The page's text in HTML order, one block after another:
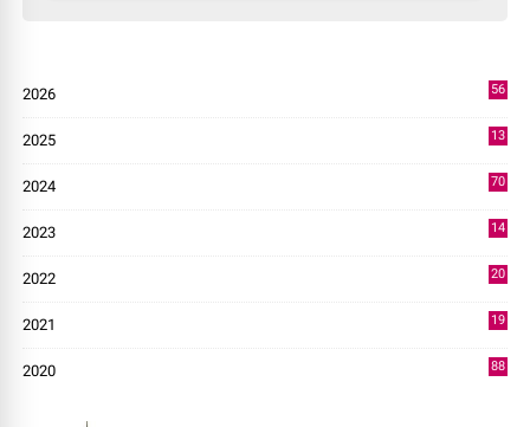
2026
56
2025
13
2024
70
2023
14
2022
20
2021
19
2020
88